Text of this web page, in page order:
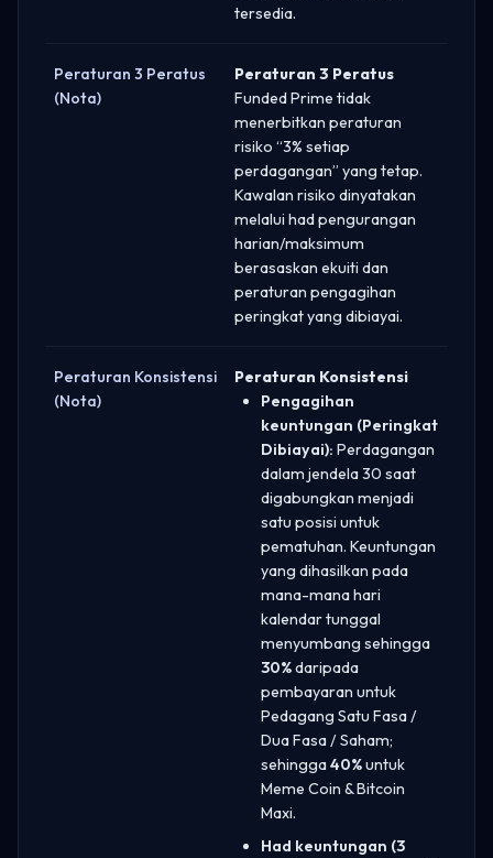
tersedia.
Peraturan 3 Peratus
(Nota)
Peraturan 3 Peratus
Funded Prime tidak
menerbitkan peraturan
risiko “3% setiap
perdagangan” yang tetap.
Kawalan risiko dinyatakan
melalui had pengurangan
harian/maksimum
berasaskan ekuiti dan
peraturan pengagihan
peringkat yang dibiayai.
Peraturan Konsistensi
(Nota)
Peraturan Konsistensi
Pengagihan
keuntungan (Peringkat
Dibiayai): Perdagangan
dalam jendela 30 saat
digabungkan menjadi
satu posisi untuk
pematuhan. Keuntungan
yang dihasilkan pada
mana-mana hari
kalendar tunggal
menyumbang sehingga
30%daripada
pembayaran untuk
Pedagang Satu Fasa /
Dua Fasa / Saham;
sehingga40%untuk
Meme Coin & Bitcoin
Maxi.
Had keuntungan (3